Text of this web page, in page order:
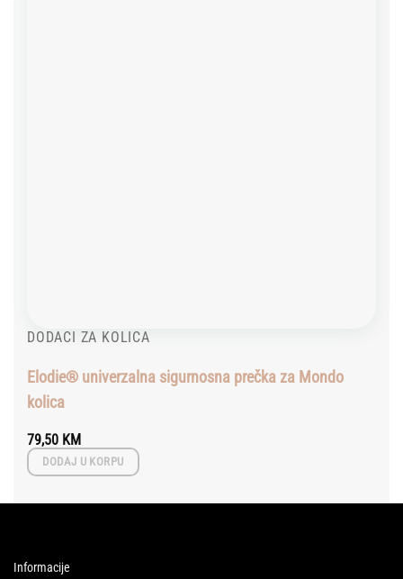
DODACI ZA KOLICA
Elodie® univerzalna sigurnosna prečka za Mondo
kolica
79,50 KM
DODAJ U KORPU
Informacije